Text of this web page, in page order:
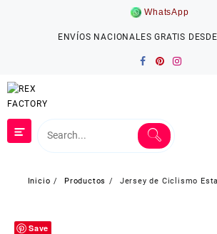
WhatsApp
ENVÍOS NACIONALES GRATIS
Inicio Productos
Jersey de Ciclismo
Save